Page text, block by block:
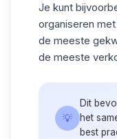
Je kunt
organiseren
de meeste
de meeste
💡
Dit
het
best